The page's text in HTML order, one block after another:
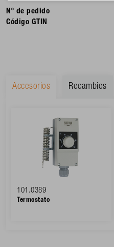
Nº de pedido
Código GTIN
Accesorios Recambios
101.0389
Termostato